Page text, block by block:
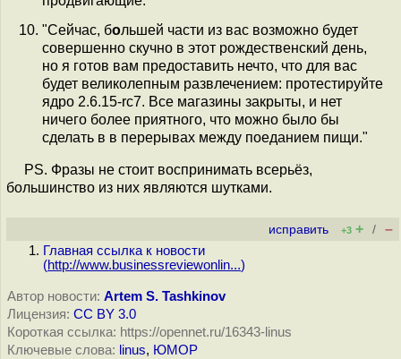
"Сейчас, большей части из вас возможно будет
совершенно скучно в этот рождественский день,
но я готов вам предоставить нечто, что для вас
будет великолепным развлечением: протестируйте
ядро 2.6.15-rc7. Все магазины закрыты, и нет
ничего более приятного, что можно было бы
сделать в в перерывах между поеданием пищи."
PS. Фразы не стоит воспринимать всерьёз,
большинство из них являются шутками.
исправить +3 + / –
Главная ссылка к новости
(http://www.businessreviewonlin...)
Автор новости: Artem S. Tashkinov
Лицензия: CC BY 3.0
Короткая ссылка: https://opennet.ru/16343-linus
Ключевые слова: linus, ЮМОР